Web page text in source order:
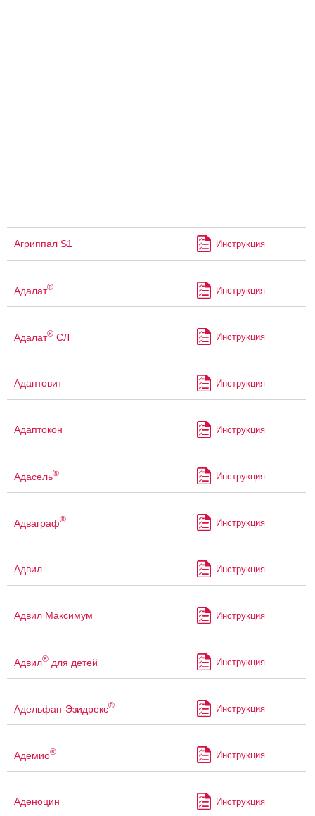
Агриппал S1 Инструкция
Адалат® Инструкция
Адалат® СЛ Инструкция
Адаптовит Инструкция
Адаптокон Инструкция
Адасель® Инструкция
Адваграф® Инструкция
Адвил Инструкция
Адвил Максимум Инструкция
Адвил® для детей Инструкция
Адельфан-Эзидрекс® Инструкция
Адемио® Инструкция
Аденоцин Инструкция